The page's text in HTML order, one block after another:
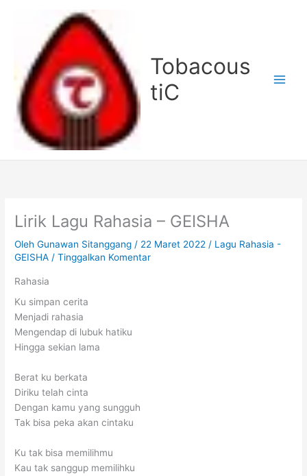
Tobacous
tiC
Lirik Lagu Rahasia – GEISHA
OlehGunawan Sitanggang / 22 Maret 2022 / Lagu Rahasia -
GEISHA /Tinggalkan Komentar
Rahasia
Ku simpan cerita
Menjadi rahasia
Mengendap di lubuk hatiku
Hingga sekian lama
Berat ku berkata
Diriku telah cinta
Dengan kamu yang sungguh
Tak bisa peka akan cintaku
Ku tak bisa memilihmu
Kau tak sanggup memilihku